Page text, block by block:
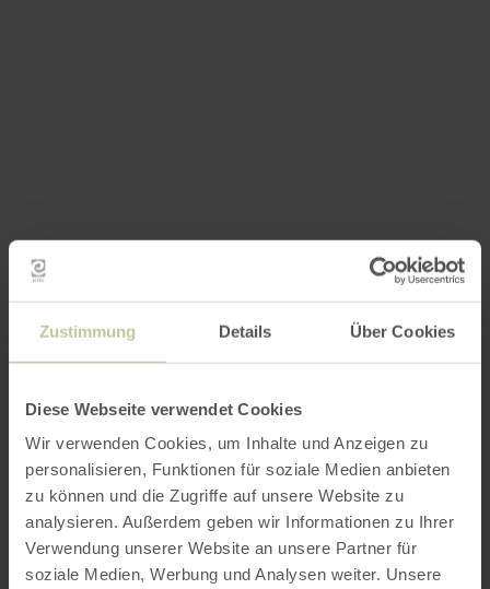
Zustimmung Details Über Cookies
Diese Webseite verwendet Cookies
Wir verwenden Cookies, um Inhalte und Anzeigen zu
personalisieren, Funktionen für soziale Medien anbieten
zu können und die Zugriffe auf unsere Website zu
analysieren. Außerdem geben wir Informationen zu Ihrer
Verwendung unserer Website an unsere Partner für
soziale Medien, Werbung und Analysen weiter. Unsere